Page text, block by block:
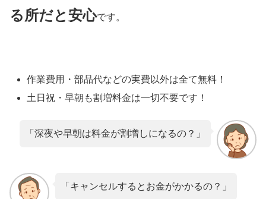
る所だと安心です。
作業費用・部品代などの実費以外は全て無料！
土日祝・早朝も割増料金は一切不要です！
「深夜や早朝は料金が割増しになるの？」
「キャンセルするとお金がかかるの？」